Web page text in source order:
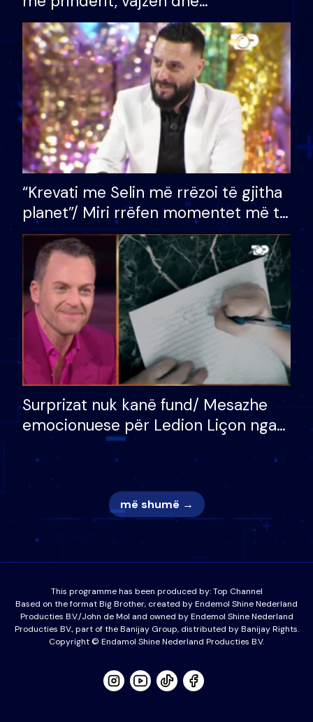
bashkëshorten: S’kemi ndonjë letër
divorci apo jo?
“Krevati me Selin më rrëzoi të gjitha
planet”/ Miri rrëfen momentet më të
bukura në shtëpinë e BB VIP: Do më
mungojë zilja e mëngjesit kur…
Surprizat nuk kanë fund/ Mesazhe
emocionuese për Ledion Liçon nga
nëna dhe fëmijët e tij, moderatori
nuk i mban dot lotët: Nuk meritoj…
më shumë →
This programme has been produced by:Top Channel
Based on the format Big Brother, created by Endemol Shine Nederland
Producties B.V./John de Mol and owned by Endemol Shine Nederland
Producties BV., part of the Banijay Group, distributed by Banijay Rights.
Copyright © Endamol Shine Nederland Producties B.V.